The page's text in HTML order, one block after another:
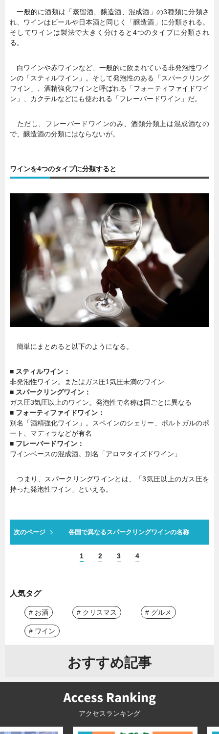
一般的に酒類は「蒸留酒、醸造酒、混成酒」の3種類に分類さ
れ、ワインはビールや日本酒と同じく「醸造酒」に分類される。
そしてワインは製法で大きく分けると4つのタイプに分類され
る。
白ワインや赤ワインなど、一般的に飲まれている非発泡性ワイ
ンの「スティルワイン」。そして発泡性のある「スパークリング
ワイン」、酒精強化ワインと呼ばれる「フォーティファイドワイ
ン」、カクテルなどにも使われる「フレーバードワイン」だ。
ただし、フレーバードワインのみ、酒類分類上は混成酒なの
で、醸造酒の分類にはならないが。
ワインを4つのタイプに分類すると
簡単にまとめると以下のようになる。
■ スティルワイン：
非発泡性ワイン。またはガス圧1気圧未満のワイン
■ スパークリングワイン：
ガス圧3気圧以上のワイン。発泡性で名称は国ごとに異なる
■ フォーティファイドワイン：
別名「酒精強化ワイン」。スペインのシェリー、ポルトガルのポ
ート、マディラなどが有名
■ フレーバードワイン：
ワインベースの混成酒。別名「アロマタイズドワイン」
つまり、スパークリングワインとは、「3気圧以上のガス圧を
持った発泡性ワイン」といえる。
次のページ 各国で異なるスパークリングワインの名称
1 2 3 4
人気タグ
# お酒 # クリスマス # グルメ
# ワイン
おすすめ記事
アクセスランキング